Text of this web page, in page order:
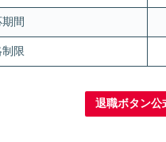
間
限
退職ボタン公